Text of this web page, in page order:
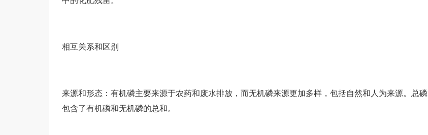
相互关系和区别
来源和形态：有机磷主要来源于农药和废水排放，而无机磷来源更加多样，包括自然和人为来源。总磷
包含了有机磷和无机磷的总和。